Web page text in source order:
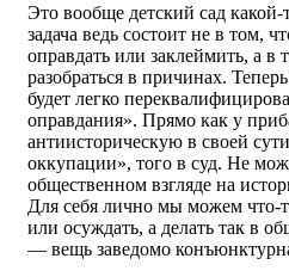
Это вообще детский сад какой-
задача ведь состоит не в том,
оправдать или заклеймить, а в
разобраться в причинах.
будет легко
оправдания». Прямо как у
антиисторическую в своей
оккупации», того в суд. Не
общественном взгляде на
Для себя лично мы можем что-
или осуждать, а делать так в
— вещь заведомо